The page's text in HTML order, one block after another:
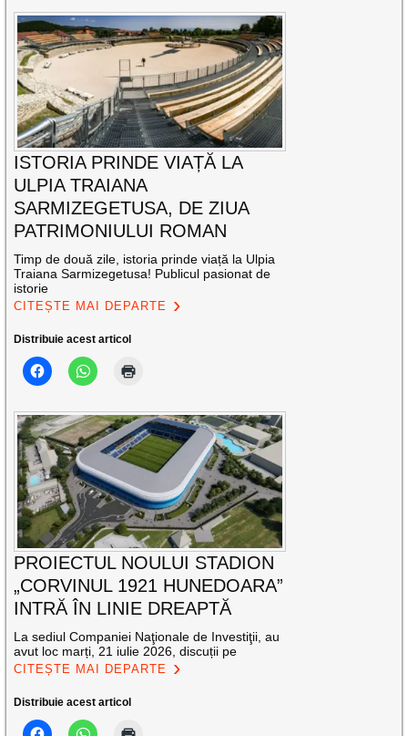
ISTORIA PRINDE VIAȚĂ LA
ULPIA TRAIANA
SARMIZEGETUSA, DE ZIUA
PATRIMONIULUI ROMAN
Timp de două zile, istoria prinde viață la Ulpia
Traiana Sarmizegetusa! Publicul pasionat de
istorie
CITEȘTE MAI DEPARTE
Distribuie acest articol
PROIECTUL NOULUI STADION
„CORVINUL 1921 HUNEDOARA”
INTRĂ ÎN LINIE DREAPTĂ
La sediul Companiei Naţionale de Investiţii, au
avut loc marți, 21 iulie 2026, discuții pe
CITEȘTE MAI DEPARTE
Distribuie acest articol